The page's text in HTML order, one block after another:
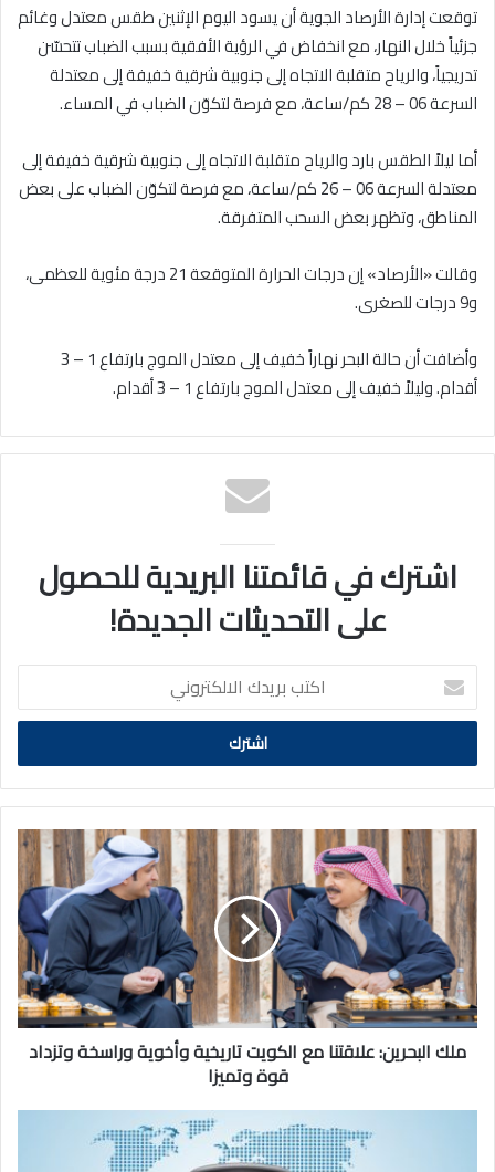
توقعت إدارة الأرصاد الجوية أن يسود اليوم الإثنين طقس معتدل وغائم
جزئياً خلال النهار، مع انخفاض في الرؤية الأفقية بسبب الضباب تتحسّن
تدريجياً، والرياح متقلبة الاتجاه إلى جنوبية شرقية خفيفة إلى معتدلة
السرعة 06 – 28 كم/ساعة، مع فرصة لتكوّن الضباب في المساء.
أما ليلاً الطقس بارد والرياح متقلبة الاتجاه إلى جنوبية شرقية خفيفة إلى
معتدلة السرعة 06 – 26 كم/ساعة، مع فرصة لتكوّن الضباب على بعض
المناطق، وتظهر بعض السحب المتفرقة.
وقالت «الأرصاد» إن درجات الحرارة المتوقعة 21 درجة مئوية للعظمى،
و9 درجات للصغرى.
وأضافت أن حالة البحر نهاراً خفيف إلى معتدل الموج بارتفاع 1 – 3
أقدام. وليلاً خفيف إلى معتدل الموج بارتفاع 1 – 3 أقدام.
اشترك في قائمتنا البريدية للحصول
على التحديثات الجديدة!
اكتب
بريدك
الالكتروني
ملك
البحرين:
علاقتنا
مع
الكويت
تاريخية
وأخوية
وراسخة
وتزداد
قوة
ملك البحرين: علاقتنا مع الكويت تاريخية وأخوية وراسخة وتزداد
قوة وتميزا